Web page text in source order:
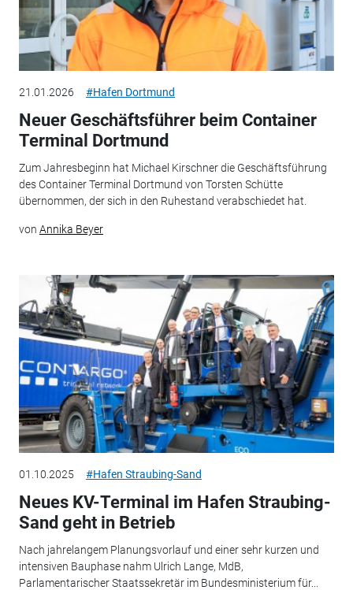
21.01.2026 #Hafen Dortmund
Neuer Geschäftsführer beim Container
Terminal Dortmund
Zum Jahresbeginn hat Michael Kirschner die Geschäftsführung
des Container Terminal Dortmund von Torsten Schütte
übernommen, der sich in den Ruhestand verabschiedet hat.
von Annika Beyer
01.10.2025 #Hafen Straubing-Sand
Neues KV-Terminal im Hafen Straubing-
Sand geht in Betrieb
Nach jahrelangem Planungsvorlauf und einer sehr kurzen und
intensiven Bauphase nahm Ulrich Lange, MdB,
Parlamentarischer Staatssekretär im Bundesministerium für...